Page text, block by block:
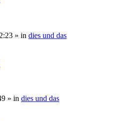
» in dies und das
» in dies und das